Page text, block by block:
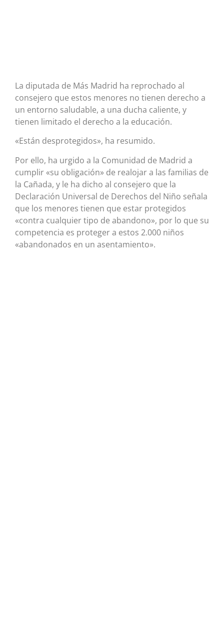
La diputada de Más Madrid ha reprochado al
consejero que estos menores no tienen derecho a
un entorno saludable, a una ducha caliente, y
tienen limitado el derecho a la educación.
«Están desprotegidos», ha resumido.
Por ello, ha urgido a la Comunidad de Madrid a
cumplir «su obligación» de realojar a las familias de
la Cañada, y le ha dicho al consejero que la
Declaración Universal de Derechos del Niño señala
que los menores tienen que estar protegidos
«contra cualquier tipo de abandono», por lo que su
competencia es proteger a estos 2.000 niños
«abandonados en un asentamiento».